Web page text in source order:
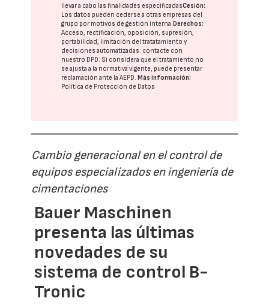
llevar a cabo las finalidades especificadasCesión:
Los datos pueden cederse a otras empresas del
grupo por motivos de gestión interna. Derechos:
Acceso, rectificación, oposición, supresión,
portabilidad, limitación del tratatamiento y
decisiones automatizadas: contacte con
nuestro DPD. Si considera que el tratamiento no
se ajusta a la normativa vigente, puede presentar
reclamación ante laAEPD. Más información:
Política de Protección de Datos
Cambio generacional en el control de
equipos especializados en ingeniería de
cimentaciones
Bauer Maschinen
presenta las últimas
novedades de su
sistema de control B-
Tronic